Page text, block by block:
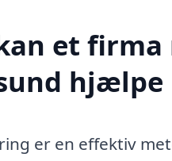
et
hjælpe
er en effektiv